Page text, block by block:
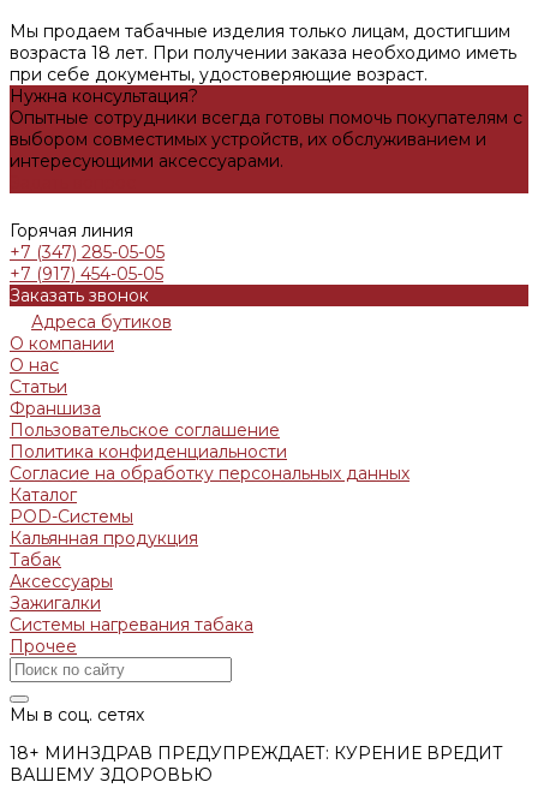
Мы продаем табачные изделия только лицам, достигшим
возраста 18 лет. При получении заказа необходимо иметь
при себе документы, удостоверяющие возраст.
Нужна консультация?
Опытные сотрудники всегда готовы помочь покупателям с
выбором совместимых устройств, их обслуживанием и
интересующими аксессуарами.
Горячая линия
+7 (347) 285-05-05
+7 (917) 454-05-05
Заказать звонок
Адреса бутиков
О компании
О нас
Статьи
Франшиза
Пользовательское соглашение
Политика конфиденциальности
Согласие на обработку персональных данных
Каталог
POD-Системы
Кальянная продукция
Табак
Аксессуары
Зажигалки
Системы нагревания табака
Прочее
Мы в соц. сетях
18+ МИНЗДРАВ ПРЕДУПРЕЖДАЕТ: КУРЕНИЕ ВРЕДИТ
ВАШЕМУ ЗДОРОВЬЮ